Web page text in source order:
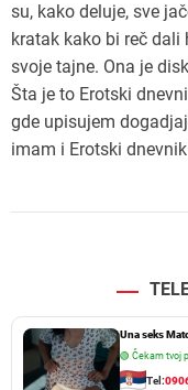
su, kako deluje, sve
kratak kako bi reč
svoje tajne. Ona je
Šta je to Erotski
gde upisujem
imam i Erotski
Una seks
🟢 Čekam tvoj
Tel: